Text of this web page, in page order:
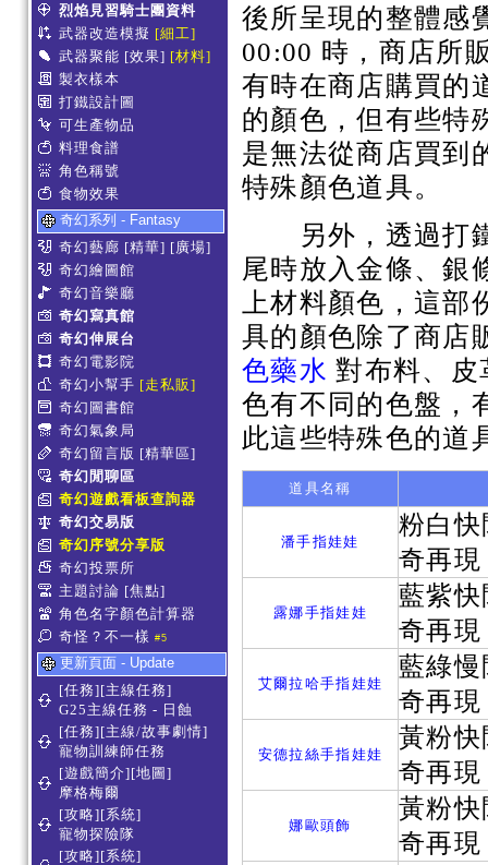
烈焰見習騎士團資料
武器改造模擬 [細工]
武器聚能 [效果] [材料]
製衣樣本
打鐵設計圖
可生產物品
料理食譜
角色稱號
食物效果
奇幻系列 - Fantasy
奇幻藝廊 [精華] [廣場]
奇幻繪圖館
奇幻音樂廳
奇幻寫真館
奇幻伸展台
奇幻電影院
奇幻小幫手 [走私販]
奇幻圖書館
奇幻氣象局
奇幻留言版 [精華區]
奇幻閒聊區
奇幻遊戲看板查詢器
奇幻交易版
奇幻序號分享版
奇幻投票所
主題討論 [焦點]
角色名字顏色計算器
奇怪？不一樣 #5
更新頁面 - Update
[任務][主線任務]
G25主線任務 - 日蝕
[任務][主線/故事劇情]
寵物訓練師任務
[遊戲簡介][地圖]
摩格梅爾
[攻略][系統]
寵物探險隊
[攻略][系統]
後所呈現的整體感
00:00 時，商店所
有時在商店購買的
的顏色，但有些特
是無法從商店買到
特殊顏色道具。
另外，透過打鐵
尾時放入金條、銀
上材料顏色，這
具的顏色除了商店
色藥水 對布料、皮
色有不同的色盤，
此這些特殊色的道
道具名稱
潘手指娃娃
粉白
奇再現
露娜手指娃娃
藍紫
奇再現
艾爾拉哈手指娃娃
藍綠
奇再現
安德拉絲手指娃娃
黃粉
奇再現
娜歐頭飾
黃粉
奇再現